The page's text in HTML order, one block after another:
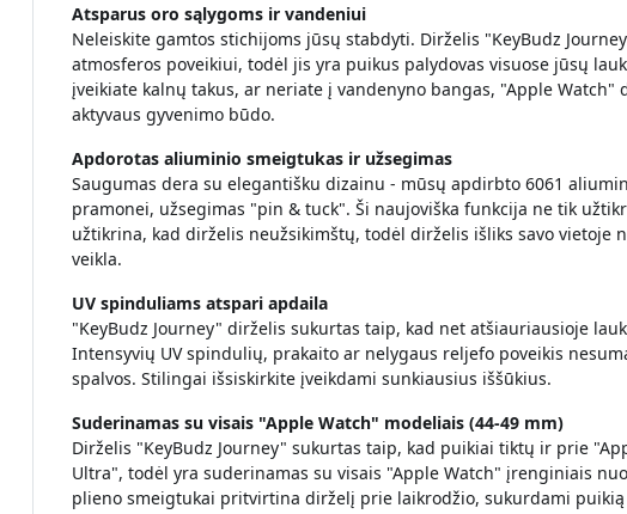
Atsparus oro sąlygoms ir vandeniui
Neleiskite gamtos stichijoms jūsų stabdyti. Dirželis "KeyBudz
atmosferos poveikiui, todėl jis yra puikus palydovas visuose jūsų
įveikiate kalnų takus, ar neriate į vandenyno bangas, "Apple Watch"
aktyvaus gyvenimo būdo.
Apdorotas aliuminio smeigtukas ir užsegimas
Saugumas dera su elegantišku dizainu - mūsų apdirbto 6061
pramonei, užsegimas "pin & tuck". Ši naujoviška funkcija ne tik
užtikrina, kad dirželis neužsikimštų, todėl dirželis išliks savo vietoje
veikla.
UV spinduliams atspari apdaila
"KeyBudz Journey" dirželis sukurtas taip, kad net atšiauriausioje
Intensyvių UV spindulių, prakaito ar nelygaus reljefo poveikis
spalvos. Stilingai išsiskirkite įveikdami sunkiausius iššūkius.
Suderinamas su visais "Apple Watch" modeliais (44-49 mm)
Dirželis "KeyBudz Journey" sukurtas taip, kad puikiai tiktų ir prie
Ultra", todėl yra suderinamas su visais "Apple Watch" įrenginiais
plieno smeigtukai pritvirtina dirželį prie laikrodžio, sukurdami